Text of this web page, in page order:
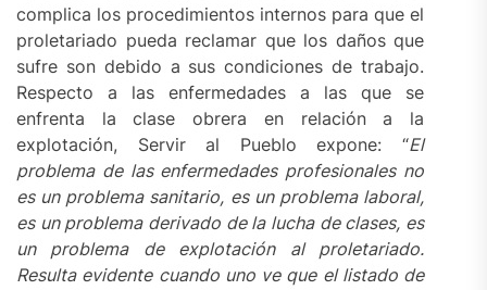
complica los procedimientos internos para que el
proletariado pueda reclamar que los daños que
sufre son debido a sus condiciones de trabajo.
Respecto a las enfermedades a las que se
enfrenta la clase obrera en relación a la
explotación, Servir al Pueblo expone: “El
problema de las enfermedades profesionales no
es un problema sanitario, es un problema laboral,
es un problema derivado de la lucha de clases, es
un problema de explotación al proletariado.
Resulta evidente cuando uno ve que el listado de